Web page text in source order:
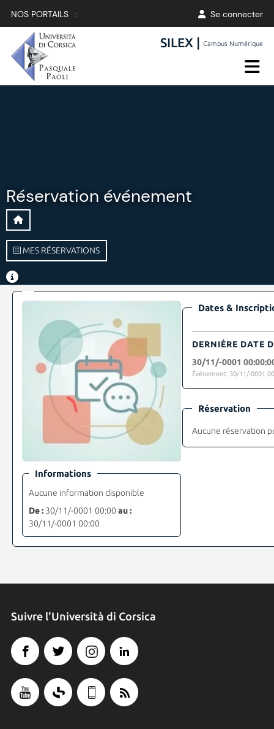
NOS PORTAILS : Se connecter
SILEX |Campus Numérique
Réservation événement
MES RÉSERVATIONS
Informations
Aucune information disponible
De :30/11/-0001 00:00 au :
30/11/-0001 00:00
Dates &
DERNIÈRE DATE
30/11/-0001
Événement: 30/11/-0001
Réservation
Aucune réservation
Suivre l'Università di Corsica